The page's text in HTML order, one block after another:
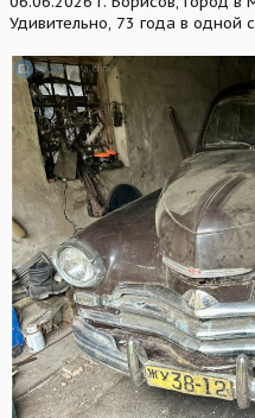
Удивительно, 73 года в одной